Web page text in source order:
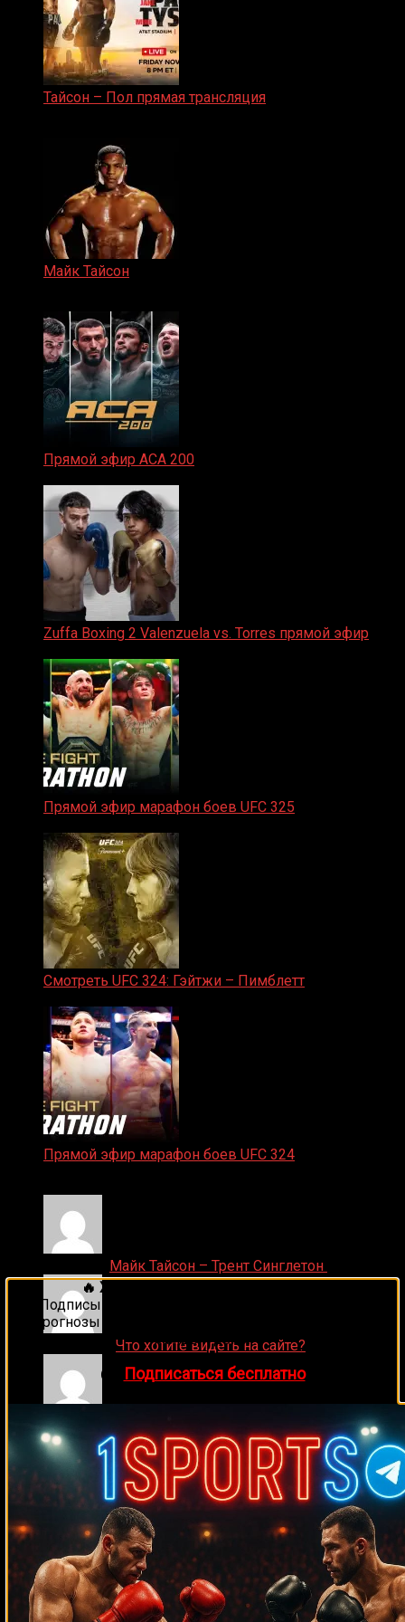
Тайсон – Пол прямая трансляция
Майк Тайсон
Прямой эфир ACA 200
Zuffa Boxing 2 Valenzuela vs. Torres прямой эфир
Прямой эфир марафон боев UFC 325
Смотреть UFC 324: Гэйтжи – Пимблетт
Прямой эфир марафон боев UFC 324
Майк Тайсон – Трент Синглетон
Что хотите видеть на сайте?
Денис on Рой Джонс-младший
Ляяляляляояо onСмотреть UFC 324: Гэйтжи –
Пимблетт
Medik onСмотреть UFC 322 Делла Маддалена –
🔥 Хочешь зарабатывать на спорте?
Подписывайся на наш Telegram-канал
прогнозы на единоборства и другие виды спорта
каждый день!
👉 Подписаться бесплатно